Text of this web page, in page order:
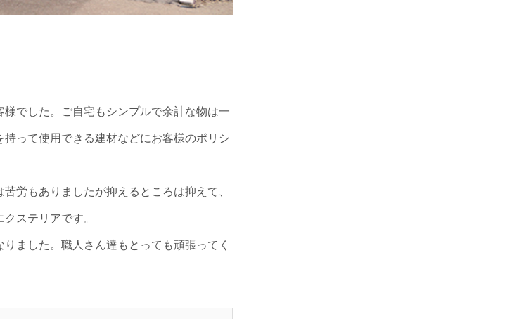
でした。ご自宅もシンプルで余計な物は一
って使用できる建材などにお客様のポリシ
労もありましたが抑えるところは抑えて、
ステリアです。
ました。職人さん達もとっても頑張ってく